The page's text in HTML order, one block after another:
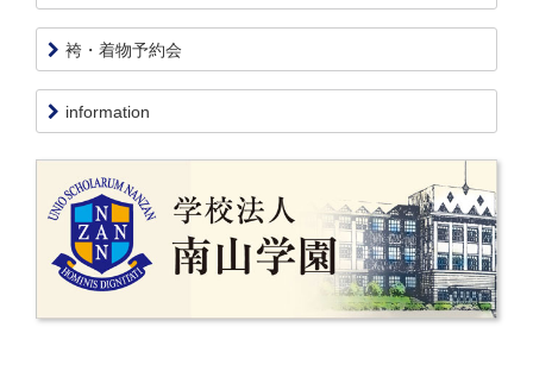
袴・着物予約会
information